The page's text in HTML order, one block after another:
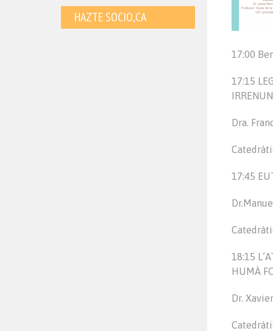
HAZTE SOCIO,CA
17:00
17:15
Dra.
17:45
18:15
HUMÀ
Dr.